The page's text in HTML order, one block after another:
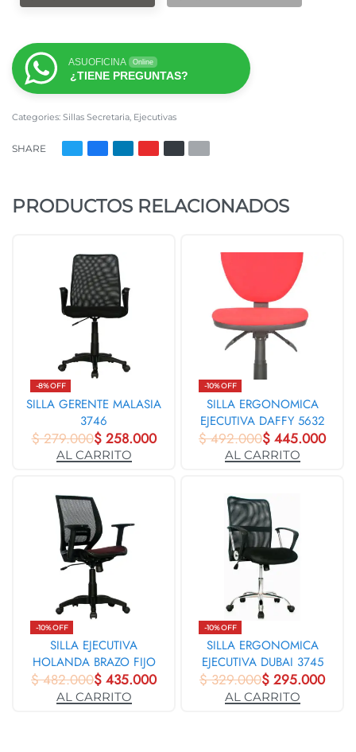
ASUOFICINA Online
¿TIENE PREGUNTAS?
Categories: Sillas Secretaria, Ejecutivas
SHARE
PRODUCTOS RELACIONADOS
-8% OFF
SILLA GERENTE MALASIA
3746
$279.000$258.000
AL CARRITO
-10% OFF
SILLA ERGONOMICA
EJECUTIVA DAFFY 5632
$492.000$ 445.000
AL CARRITO
-10% OFF
SILLA EJECUTIVA
HOLANDA BRAZO FIJO
31420
$482.000$ 435.000
AL CARRITO
-10% OFF
SILLA ERGONOMICA
EJECUTIVA DUBAI 3745
$329.000$ 295.000
AL CARRITO